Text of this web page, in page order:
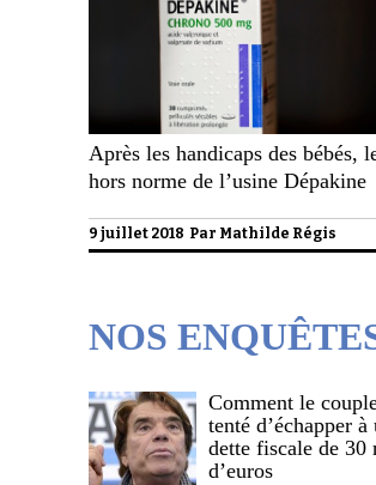
Après les handicaps des bébés,
hors norme de l’usine Dépakine
9 juillet 2018 Par Mathilde Régis
NOS
Comment le
tenté d’échapper à
dette fiscale de
d’euros